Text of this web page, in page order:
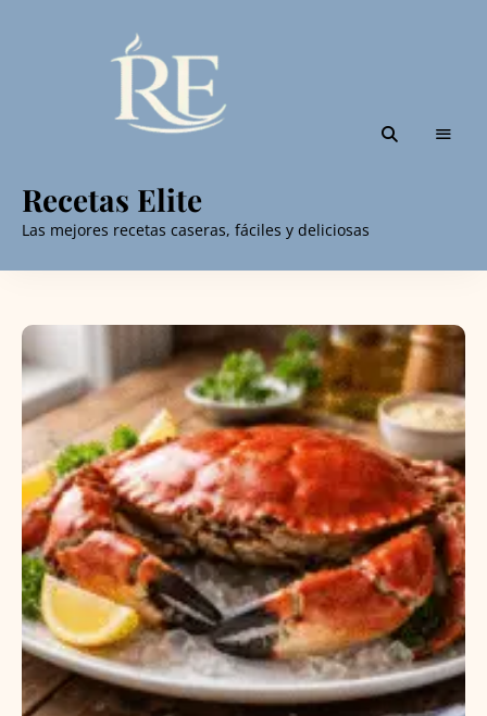
Recetas Elite
Las mejores recetas caseras, fáciles y deliciosas